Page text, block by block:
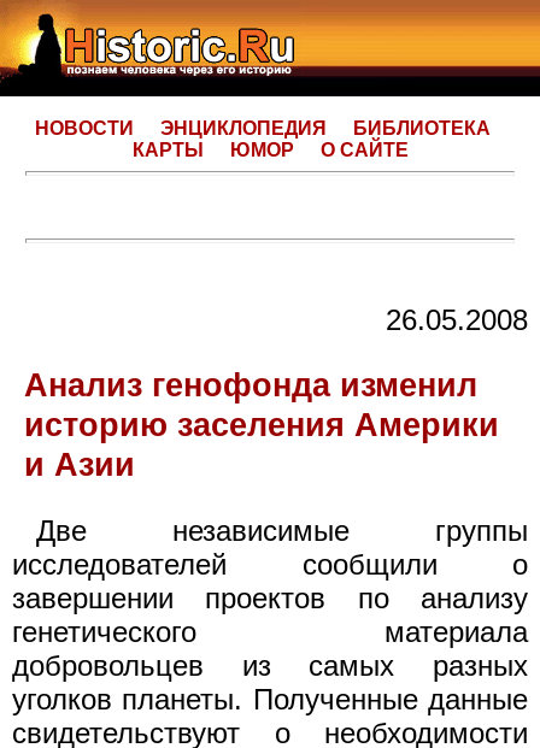
НОВОСТИ ЭНЦИКЛОПЕДИЯ
БИБЛИОТЕКА
КАРТЫ
ЮМОР О САЙТЕ
26.05.2008
Анализ генофонда изменил
историю заселения Америки
и Азии
Две независимые группы
исследователей сообщили о
завершении проектов по анализу
генетического материала
добровольцев из самых разных
уголков планеты. Полученные данные
свидетельствуют о необходимости